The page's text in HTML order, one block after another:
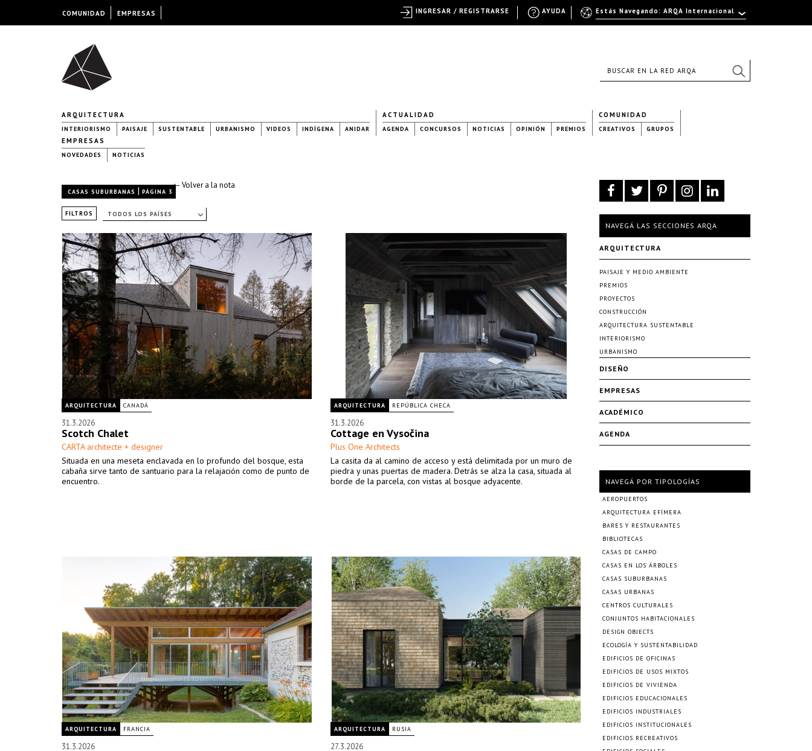
ARQUITECTURA
INTERIORISMO PAISAJE SUSTENTABLE URBANISMO VIDEOS INDÍGENA ANIDAR
ACTUALIDAD
AGENDA CONCURSOS NOTICIAS OPINIÓN PREMIOS
COMUNIDAD
CREATIVOS GRUPOS
EMPRESAS
NOVEDADES NOTICIAS
← Volver a la nota
CASAS SUBURBANAS | PÁGINA 3
FILTROS TODOS LOS PAÍSES
ARQUITECTURA CANADÁ
31.3.2026
Scotch Chalet
CARTA architecte + designer
Situada en una meseta enclavada en lo profundo del bosque, esta
cabaña sirve tanto de santuario para la relajación como de punto de
encuentro.
ARQUITECTURA REPÚBLICA CHECA
31.3.2026
Cottage en Vysočina
Plus One Architects
La casita da al camino de acceso y está delimitada por un muro de
piedra y unas puertas de madera. Detrás se alza la casa, situada al
borde de la parcela, con vistas al bosque adyacente.
ARQUITECTURA FRANCIA
31.3.2026
ARQUITECTURA RUSIA
27.3.2026
NAVEGÁ LAS SECCIONES ARQA
ARQUITECTURA
PAISAJE Y MEDIO AMBIENTE
PREMIOS
PROYECTOS
CONSTRUCCIÓN
ARQUITECTURA SUSTENTABLE
INTERIORISMO
URBANISMO
DISEÑO
EMPRESAS
ACADÉMICO
AGENDA
NAVEGÁ POR TIPOLOGÍAS
AEROPUERTOS
ARQUITECTURA EFÍMERA
BARES Y RESTAURANTES
BIBLIOTECAS
CASAS DE CAMPO
CASAS EN LOS ÁRBOLES
CASAS SUBURBANAS
CASAS URBANAS
CENTROS CULTURALES
CONJUNTOS HABITACIONALES
DESIGN OBJECTS
ECOLOGÍA Y SUSTENTABILIDAD
EDIFICIOS DE OFICINAS
EDIFICIOS DE USOS MIXTOS
EDIFICIOS DE VIVIENDA
EDIFICIOS EDUCACIONALES
EDIFICIOS INDUSTRIALES
EDIFICIOS INSTITUCIONALES
EDIFICIOS RECREATIVOS
COMUNIDAD EMPRESAS Estás Navegando: ARQA Internacional
AYUDA
INGRESAR / REGISTRARSE